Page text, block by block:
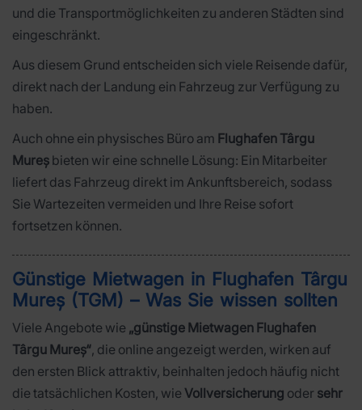
und die Transportmöglichkeiten zu anderen Städten sind
eingeschränkt.
Aus diesem Grund entscheiden sich viele Reisende dafür,
direkt nach der Landung ein Fahrzeug zur Verfügung zu
haben.
Auch ohne ein physisches Büro am Flughafen Târgu
Mureș bieten wir eine schnelle Lösung: Ein Mitarbeiter
liefert das Fahrzeug direkt im Ankunftsbereich, sodass
Sie Wartezeiten vermeiden und Ihre Reise sofort
fortsetzen können.
Günstige Mietwagen in Flughafen Târgu
Mureș (TGM) – Was Sie wissen sollten
Viele Angebote wie „günstige Mietwagen Flughafen
Târgu Mureș“, die online angezeigt werden, wirken auf
den ersten Blick attraktiv, beinhalten jedoch häufig nicht
die tatsächlichen Kosten, wie Vollversicherung oder sehr